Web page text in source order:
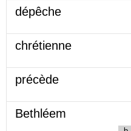
dépêche
chrétienne
précède
Bethléem